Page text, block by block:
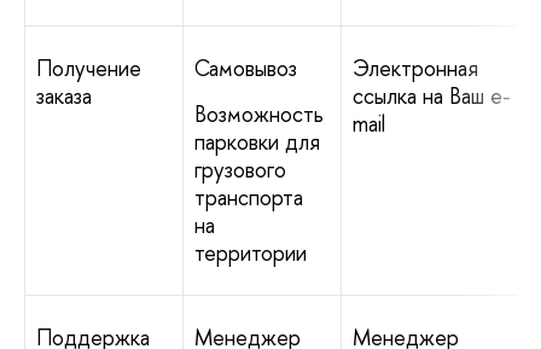
Получение
заказа
Самовывоз
Возможность
парковки для
грузового
транспорта
на
территории
Электронная
ссылка на Ваш e-
mail
Поддержка Менеджер Менеджер